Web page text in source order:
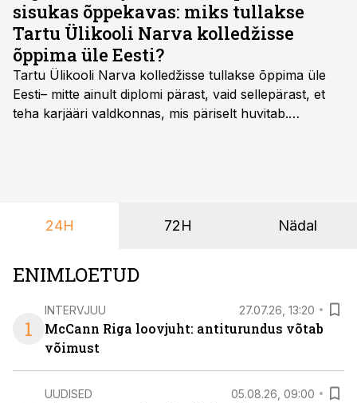
sisukas õppekavas: miks tullakse
Tartu Ülikooli Narva kolledžisse
õppima üle Eesti?
Tartu Ülikooli Narva kolledžisse tullakse õppima üle
Eesti– mitte ainult diplomi pärast, vaid sellepärast, et
teha karjääri valdkonnas, mis päriselt huvitab.
24H 72H Nädal
ENIMLOETUD
1
INTERVJUU 27.07.26, 13:20
McCann Riga loovjuht: antiturundus võtab
võimust
UUDISED 05.08.26, 09:00